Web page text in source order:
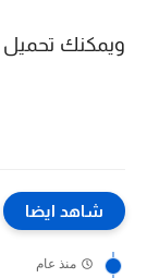
ويمكنك تحميل
شاهد ايضا
منذ عام